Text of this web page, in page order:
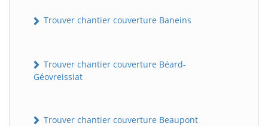
Trouver chantier couverture Baneins
Trouver chantier couverture Béard-
Géovreissiat
Trouver chantier couverture Beaupont